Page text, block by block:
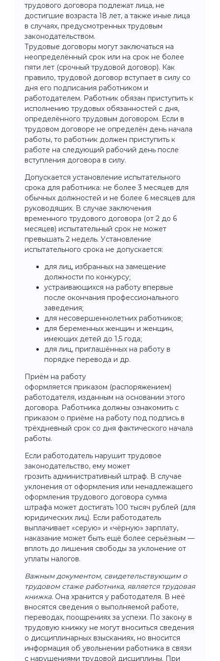
трудового договора подлежат лица, не
достигшие возраста 18 лет, а также иные лица
в случаях, предусмотренных трудовым
законодательством.
Трудовые договоры могут заключаться на
неопределённый срок или на срок не более
пяти лет (срочный трудовой договор). Как
правило, трудовой договор вступает в силу со
дня его подписания работником и
работодателем. Работник обязан приступить к
исполнению трудовых обязанностей с дня,
определённого трудовым договором. Если в
трудовом договоре не определён день начала
работы, то работник должен приступить к
работе на следующий рабочий день после
вступления договора в силу.
Допускается установление испытательного
срока для работника: не более 3 месяцев для
обычных должностей и не более 6 месяцев для
руководящих. В случае заключения
временного трудового договора (от 2 до 6
месяцев) испытательный срок не может
превышать 2 недель. Установление
испытательного срока не допускается:
для лиц, избранных на замещение
должности по конкурсу;
устраивающихся на работу впервые
после окончания профессионального
заведения;
для несовершеннолетних работников;
для беременных женщин и женщин,
имеющих детей до 1,5 года;
для лиц, приглашённых на работу в
порядке перевода и др.
Приём на работу
оформляется приказом (распоряжением)
работодателя, изданным на основании этого
договора. Работника должны ознакомить с
приказом о приёме на работу под подпись в
трёхдневный срок со дня фактического начала
работы.
Если работодатель нарушит трудовое
законодательство, ему может
грозить административный штраф. В случае
уклонения от оформления или ненадлежащего
оформления трудового договора сумма
штрафа может достигать 100 тысяч рублей (для
юридических лиц). Если работодатель
выплачивает «серую» и «чёрную» зарплату,
наказание может быть ещё более серьёзным —
вплоть до лишения свободы за уклонение от
уплаты налогов.
Важным документом, свидетельствующим о
трудовом стаже работника, является трудовая
книжка. Она хранится у работодателя. В неё
вносятся сведения о выполняемой работе,
переводах, поощрениях за успехи. По закону в
трудовую книжку не могут вноситься сведения
о дисциплинарных взысканиях, но вносится
информация об увольнении работника в связи
с нарушениями трудовой дисциплины. При